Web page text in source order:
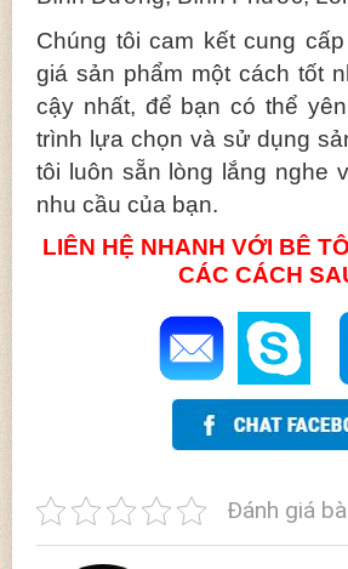
Chúng tôi cam kết cung
giá sản phẩm một cách tốt
cậy nhất, để bạn có thể
trình lựa chọn và sử dụng
tôi luôn sẵn lòng lắng nghe
nhu cầu của bạn.
LIÊN HỆ NHANH VỚI BÊ
CÁC CÁCH
Đánh giá